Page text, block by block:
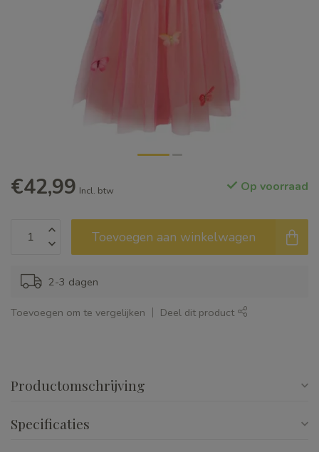
€42,99 Incl. btw Op voorraad
Toevoegen aan winkelwagen
2-3 dagen
Toevoegen om te vergelijken Deel dit product
Productomschrijving
Specificaties